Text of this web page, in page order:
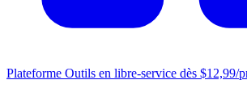
Plateforme Outils en libre-service dès $12,99/